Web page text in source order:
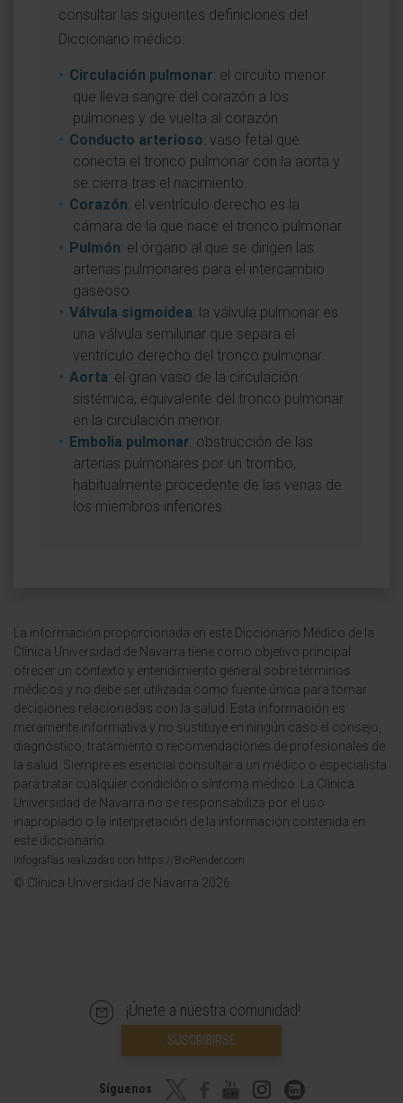
consultar las siguientes definiciones del
Diccionario médico:
Circulación pulmonar: el circuito menor
que lleva sangre del corazón a los
pulmones y de vuelta al corazón.
Conducto arterioso: vaso fetal que
conecta el tronco pulmonar con la aorta y
se cierra tras el nacimiento.
Corazón: el ventrículo derecho es la
cámara de la que nace el tronco pulmonar.
Pulmón: el órgano al que se dirigen las
arterias pulmonares para el intercambio
gaseoso.
Válvula sigmoidea: la válvula pulmonar es
una válvula semilunar que separa el
ventrículo derecho del tronco pulmonar.
Aorta: el gran vaso de la circulación
sistémica, equivalente del tronco pulmonar
en la circulación menor.
Embolia pulmonar: obstrucción de las
arterias pulmonares por un trombo,
habitualmente procedente de las venas de
los miembros inferiores.
La información proporcionada en este Diccionario Médico de la
Clínica Universidad de Navarra tiene como objetivo principal
ofrecer un contexto y entendimiento general sobre términos
médicos y no debe ser utilizada como fuente única para tomar
decisiones relacionadas con la salud. Esta información es
meramente informativa y no sustituye en ningún caso el consejo,
diagnóstico, tratamiento o recomendaciones de profesionales de
la salud. Siempre es esencial consultar a un médico o especialista
para tratar cualquier condición o síntoma médico. La Clínica
Universidad de Navarra no se responsabiliza por el uso
inapropiado o la interpretación de la información contenida en
este diccionario.
Infografías realizadas con https://BioRender.com
© Clínica Universidad de Navarra 2026
¡Únete a nuestra comunidad!
SUSCRIBIRSE
Síguenos